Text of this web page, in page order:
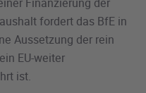
fordert das BfE in
Aussetzung der rein
EU-weiter
ist.